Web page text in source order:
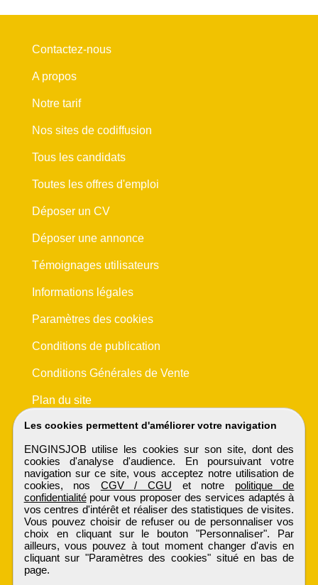
Les cookies permettent d'améliorer votre navigation
ENGINSJOB utilise les cookies sur son site, dont des
cookies d'analyse d'audience. En poursuivant votre
navigation sur ce site, vous acceptez notre utilisation de
cookies, nos CGV / CGU et notre politique de
confidentialitépour vous proposer des services adaptés à
vos centres d'intérêt et réaliser des statistiques de visites.
Vous pouvez choisir de refuser ou de personnaliser vos
choix en cliquant sur le bouton "Personnaliser". Par
ailleurs, vous pouvez à tout moment changer d'avis en
cliquant sur "Paramètres des cookies" situé en bas de
page.
Contactez-nous
A propos
Notre tarif
Nos sites de codiffusion
Tous les candidats
Toutes les offres d'emploi
Déposer un CV
Déposer une annonce
Témoignages utilisateurs
Informations légales
Paramètres des cookies
Conditions de publication
Conditions Générales de Vente
Plan du site